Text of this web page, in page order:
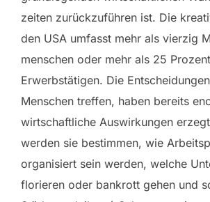
zeiten zurückzuführen ist. Die
den USA umfasst mehr als vierzig
menschen oder mehr als 25
Erwerbstätigen. Die
Menschen treffen, haben bereits
wirtschaftliche Auswirkungen
werden sie bestimmen, wie
organisiert sein werden, welche
florieren oder bankrott gehen und